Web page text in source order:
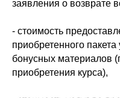
заявления о возврате
- стоимость
приобретенного
бонусных материалов
приобретения курса),